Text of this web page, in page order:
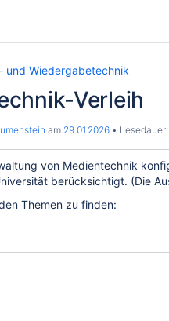
und Wiedergabetechnik
Verleih
am 29.01.2026
von Medientechnik
berücksichtigt. (Die
Themen zu finden: